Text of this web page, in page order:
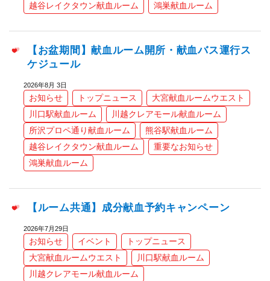
越谷レイクタウン献血ルーム
鴻巣献血ルーム
【お盆期間】献血ルーム開所・献血バス運行ス
ケジュール
2026年8月 3日
お知らせ トップニュース
大宮献血ルームウエスト
川口駅献血ルーム
川越クレアモール献血ルーム
所沢プロペ通り献血ルーム
熊谷駅献血ルーム
越谷レイクタウン献血ルーム
重要なお知らせ
鴻巣献血ルーム
【ルーム共通】成分献血予約キャンペーン
2026年7月29日
お知らせ イベント
トップニュース
大宮献血ルームウエスト
川口駅献血ルーム
川越クレアモール献血ルーム